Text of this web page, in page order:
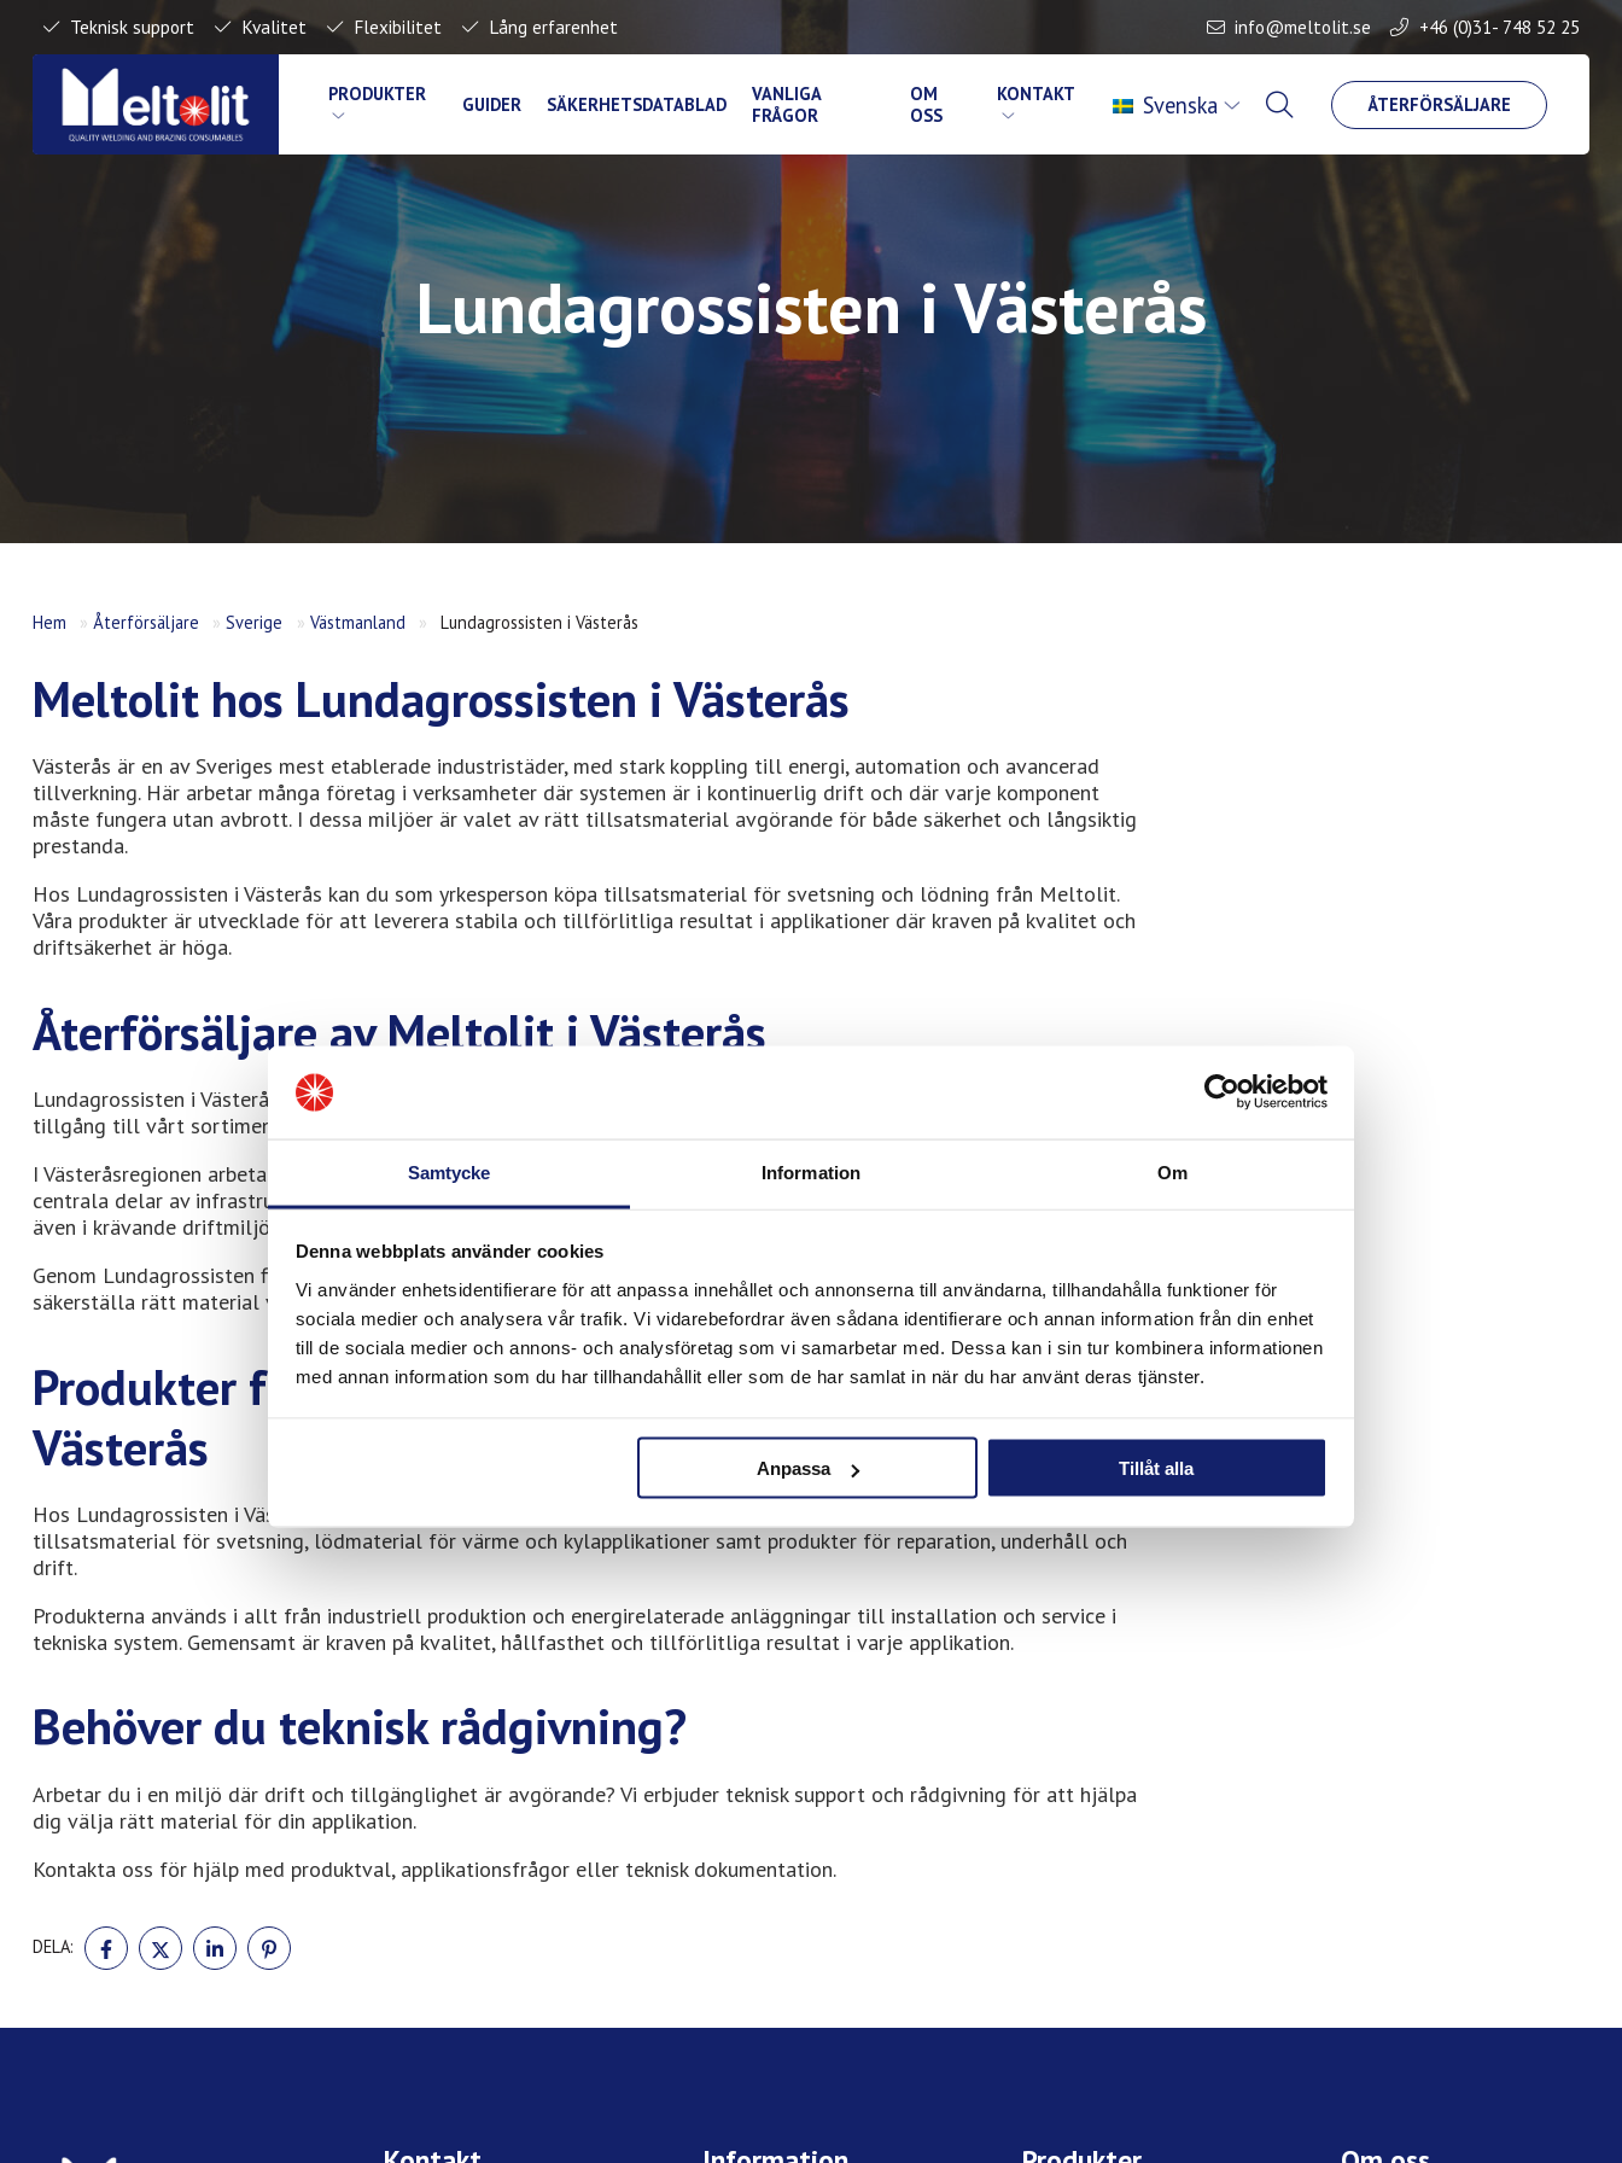
Samtycke Information Om
Denna webbplats använder cookies
Vi använder enhetsidentifierare för att anpassa innehållet och annonserna till användarna, tillhandahålla funktioner för
sociala medier och analysera vår trafik. Vi vidarebefordrar även sådana identifierare och annan information från din enhet
till de sociala medier och annons- och analysföretag som vi samarbetar med. Dessa kan i sin tur kombinera informationen
med annan information som du har tillhandahållit eller som de har samlat in när du har använt deras tjänster.
Anpassa Tillåt alla
Teknisk support Kvalitet Flexibilitet Lång erfarenhet info@meltolit.se +46 (0)31- 748 52 25
PRODUKTER GUIDER SÄKERHETSDATABLAD
VANLIGA
FRÅGOR
OM
OSS
KONTAKT ÅTERFÖRSÄLJARE
Svenska
Lundagrossisten i Västerås
Hem »Återförsäljare »Sverige » Västmanland » Lundagrossisten i Västerås
Meltolit hos Lundagrossisten i Västerås
Västerås är en av Sveriges mest etablerade industristäder, med stark koppling till energi, automation och avancerad
tillverkning. Här arbetar många företag i verksamheter där systemen är i kontinuerlig drift och där varje komponent
måste fungera utan avbrott. I dessa miljöer är valet av rätt tillsatsmaterial avgörande för både säkerhet och långsiktig
prestanda.
Hos Lundagrossisten i Västerås kan du som yrkesperson köpa tillsatsmaterial för svetsning och lödning från Meltolit.
Våra produkter är utvecklade för att leverera stabila och tillförlitliga resultat i applikationer där kraven på kvalitet och
driftsäkerhet är höga.
Återförsäljare av Meltolit i Västerås
Lundagrossisten i Västerås är en av våra återförsäljare och ger yrkesverksamma inom industri, installation och underhåll
tillgång till vårt sortiment.
I Västeråsregionen arbetar många tekniker och underhållsspecialister i verksamheter där produktion och energisystem är
centrala delar av infrastrukturen. Det innebär att materialval måste vara genomtänkta och fungera konsekvent över tid,
även i krävande driftmiljöer.
Genom Lundagrossisten finns Meltolits produkter tillgängliga lokalt, vilket gör det enklare att planera arbetet och
säkerställa rätt material vid rätt tillfälle.
Produkter från Meltolit hos Lundagrossisten i
Västerås
Hos Lundagrossisten i Västerås hittar du våra produkter för professionell svetsning och lödning. Det inkluderar
tillsatsmaterial för svetsning, lödmaterial för värme och kylapplikationer samt produkter för reparation, underhåll och
drift.
Produkterna används i allt från industriell produktion och energirelaterade anläggningar till installation och service i
tekniska system. Gemensamt är kraven på kvalitet, hållfasthet och tillförlitliga resultat i varje applikation.
Behöver du teknisk rådgivning?
Arbetar du i en miljö där drift och tillgänglighet är avgörande? Vi erbjuder teknisk support och rådgivning för att hjälpa
dig välja rätt material för din applikation.
Kontakta oss för hjälp med produktval, applikationsfrågor eller teknisk dokumentation.
DELA:
DELA
PÅ
DELA
PÅ
DELA
PÅ
PÅ